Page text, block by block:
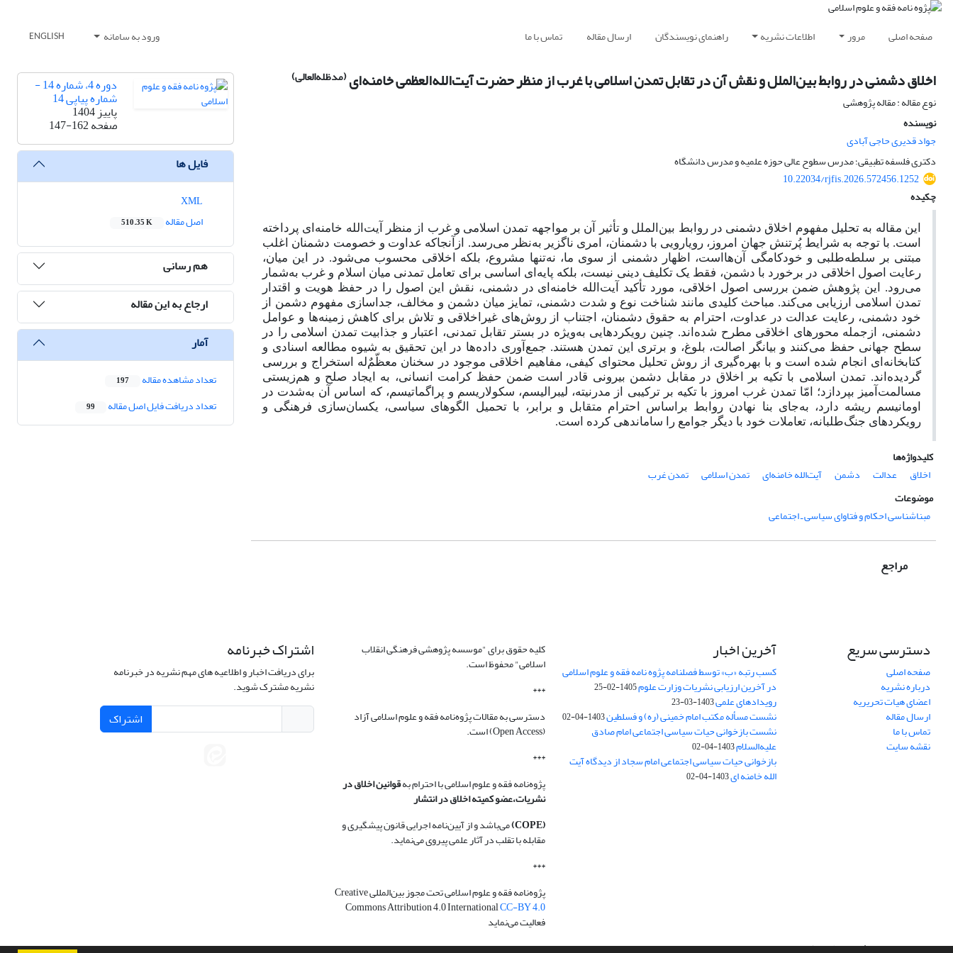
صفحه اصلی مرور اطلاعات نشریه راهنمای نویسندگان ارسال مقاله تماس با ما ورود به سامانه ENGLISH
اخلاق دشمنی در روابط بین‌الملل و نقش آن در تقابل تمدن اسلامی با غرب از منظر حضرت آیت‌الله‌العظمی خامنه‌ای(مدظله‌العالی)
نوع مقاله : مقاله پژوهشی
نویسنده
جواد قدیری حاجی آبادی
دکتری فلسفه تطبیقی؛ مدرس سطوح عالی حوزه علمیه و مدرس دانشگاه
10.22034/rjfis.2026.572456.1252
چکیده
این مقاله به تحلیل مفهوم اخلاق دشمنی در روابط بین‌الملل و تأثیر آن بر مواجهه تمدن اسلامی و غرب از منظر آیت‌الله خامنه‌ای پرداخته
است. با توجه به شرایط پُرتنش جهان امروز، رویارویی با دشمنان، امری ناگزیر به‌نظر می‌رسد. ازآنجاکه عداوت و خصومت دشمنان اغلب
مبتنی بر سلطه‌طلبی و خودکامگی آن‌هااست، اظهار دشمنی از سوی ما، نه‌تنها مشروع، بلکه اخلاقی محسوب می‌شود. در این میان،
رعایت اصول اخلاقی در برخورد با دشمن، فقط یک تکلیف دینی نیست، بلکه پایه‌ای اساسی برای تعامل تمدنی میان اسلام و غرب به‌شمار
می‌رود. این پژوهش ضمن بررسی اصول اخلاقی، مورد تأکید آیت‌الله خامنه‌ای در دشمنی، نقش این اصول را در حفظ هویت و اقتدار
تمدن اسلامی ارزیابی می‌کند. مباحث کلیدی مانند شناخت نوع و شدت دشمنی، تمایز میان دشمن و مخالف، جداسازی مفهوم دشمن از
خود دشمنی، رعایت عدالت در عداوت، احترام به حقوق دشمنان، اجتناب از روش‌های غیراخلاقی و تلاش برای کاهش زمینه‌ها و عوامل
دشمنی، ازجمله محورهای اخلاقی مطرح شده‌اند. چنین رویکردهایی به‌ویژه در بستر تقابل تمدنی، اعتبار و جذابیت تمدن اسلامی را در
سطح جهانی حفظ می‌کنند و بیانگر اصالت، بلوغ، و برتری این تمدن هستند. جمع‌آوری داده‌ها در این تحقیق به شیوه مطالعه اسنادی و
کتابخانه‌ای انجام شده است و با بهره‌گیری از روش تحلیل محتوای کیفی، مفاهیم اخلاقی موجود در سخنان معظّمٌ‌له استخراج و بررسی
گردیده‌اند. تمدن اسلامی با تکیه بر اخلاق در مقابل دشمن بیرونی قادر است ضمن حفظ کرامت انسانی، به ایجاد صلح و هم‌زیستی
مسالمت‌آمیز بپردازد؛ امّا تمدن غرب امروز با تکیه بر ترکیبی از مدرنیته، لیبرالیسم، سکولاریسم و پراگماتیسم، که اساس آن به‌شدت در
اومانیسم ریشه دارد، به‌جای بنا نهادن روابط براساس احترام متقابل و برابر، با تحمیل الگوهای سیاسی، یکسان‌سازی فرهنگی و
رویکردهای جنگ‌طلبانه، تعاملات خود با دیگر جوامع را ساماندهی کرده است.
کلیدواژه‌ها
اخلاق
عدالت دشمن آیت‌الله خامنه‌ای تمدن اسلامی
تمدن غرب
موضوعات
مبناشناسی احکام و فتاوای سیاسی ـ اجتماعی
مراجع
دوره 4، شماره 14 -
شماره پیاپی 14
پاییز 1404
صفحه147-162
فایل ها
اصل مقاله
510.35 K
هم رسانی
ارجاع به این مقاله
آمار
تعداد مشاهده مقاله 197
تعداد دریافت فایل اصل مقاله 99
دسترسی سریع
صفحه اصلی
درباره نشریه
اعضای هیات تحریریه
ارسال مقاله
تماس با ما
نقشه سایت
آخرین اخبار
کسب رتبه «ب» توسط فصلنامه پژوه نامه فقه و علوم اسلامی
در آخرین ارزیابی نشریات وزارت علوم1405-02-25
رویدادهای علمی1403-03-23
نشست مسأله مکتب امام خمینی (ره) و فسلطین1403-04-02
نشست بازخوانی حیات سیاسی اجتماعی امام صادق
علیه‌السلام1403-04-02
بازخوانی حیات سیاسی اجتماعی امام سجاد از دیدگاه آیت
الله خامنه ای1403-04-02
کلیه حقوق برای "موسسه پژوهشی فرهنگی انقلاب
اسلامی" محفوظ است.
***
دسترسی به مقالات پژوه‌نامه فقه و علوم اسلامی آزاد
(Open Access) است.
***
پژوه‌نامه فقه و علوم اسلامی با احترام بهقوانین اخلاق در
نشریات،عضو کمیته اخلاق در انتشار
(COPE)
می‌باشد و از آیین‌نامه اجرایی قانون پیشگیری و
مقابله با تقلب در آثار علمی پیروی می‌نماید.
***
پژوه‌نامه فقه و علوم اسلامی تحت مجوز بین‌المللی Creative
Commons Attribution 4.0 InternationalCC-BY 4.0
فعالیت می‌نماید
اشتراک خبرنامه
برای دریافت اخبار و اطلاعیه های مهم نشریه در خبرنامه
نشریه مشترک شوید.
اشتراک
سامانه مدیریت نشریات علمی.طراحی و پیاده سازی ازسیناوب